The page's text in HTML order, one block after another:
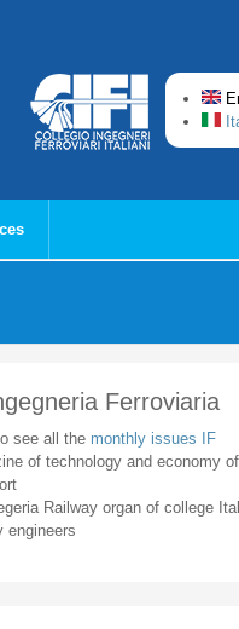
Ferroviaria
see all the monthly issues IF
of technology and economy of
Railway organ of college
engineers